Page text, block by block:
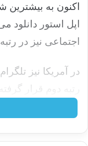
اکنون به بیشترین
اپل استور
اجتماعی نیز در
در آمریکا نیز
رتبه دوم قرار